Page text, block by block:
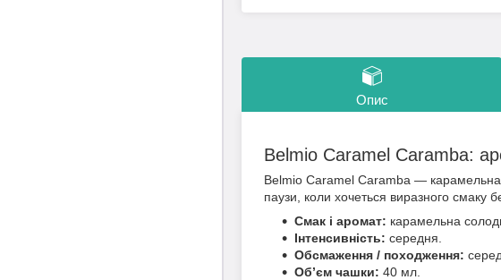
Опис
Belmio Caramel Caramba:
Belmio Caramel Caramba — карамельна
паузи, коли хочеться виразного смаку
Смак і аромат: карамельна
Інтенсивність: середня.
Обсмаження / походження:
Об’єм чашки: 40 мл.